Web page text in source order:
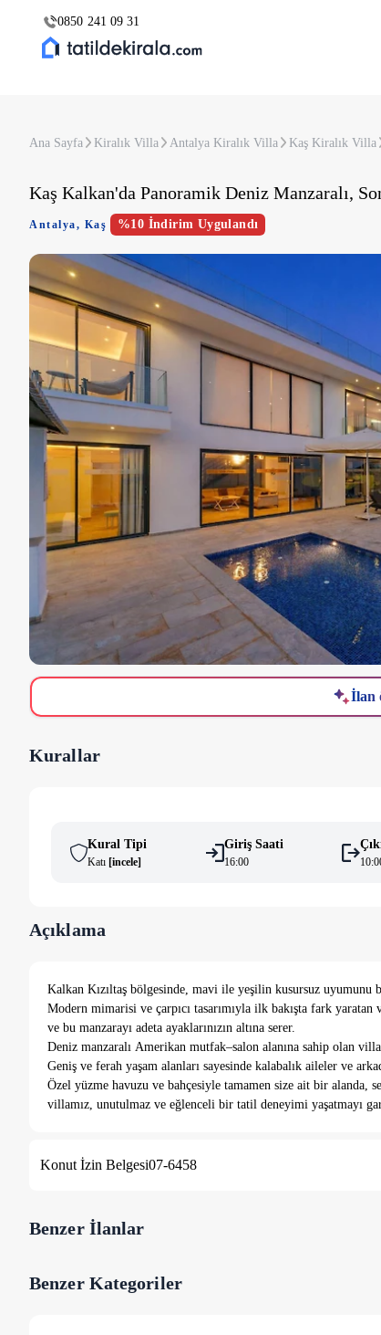
0850 241 09 31
Ana Sayfa Kiralık Villa Antalya Kiralık Villa Kaş Kiralık Villa
Kaş Kalkan'da Panoramik Deniz Manzaralı,
Antalya, Kaş %10 İndirim Uygulandı
İlan
Kurallar
Kural Tipi
Katı [i̇ncele]
Giriş Saati
16:00
Açıklama
Kalkan Kızıltaş bölgesinde, mavi ile yeşilin kusursuz
Modern mimarisi ve çarpıcı tasarımıyla ilk bakışta fark yaratan
ve bu manzarayı adeta ayaklarınızın altına serer.
Deniz manzaralı Amerikan mutfak–salon alanına sahip olan
Geniş ve ferah yaşam alanları sayesinde kalabalık aileler ve
Özel yüzme havuzu ve bahçesiyle tamamen size ait bir
villamız, unutulmaz ve eğlenceli bir tatil deneyimi yaşatmayı
Konut İzin Belgesi07-6458
Benzer İlanlar
Benzer Kategoriler